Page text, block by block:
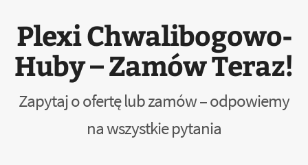
Plexi Chwalibogowo-
Huby – Zamów Teraz!
Zapytaj o ofertę lub zamów – odpowiemy
na wszystkie pytania